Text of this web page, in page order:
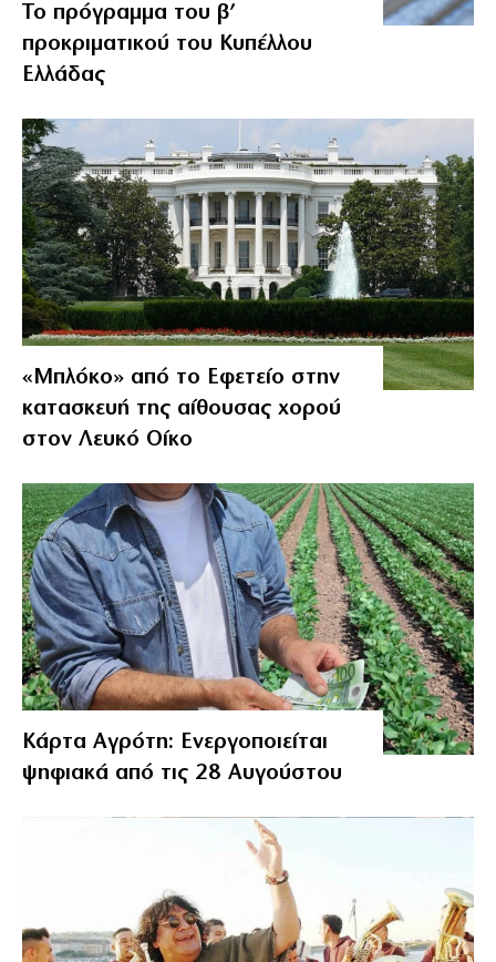
Το πρόγραμμα του β’
προκριματικού του Κυπέλλου
Ελλάδας
«Μπλόκο» από το Εφετείο στην
κατασκευή της αίθουσας χορού
στον Λευκό Οίκο
Κάρτα Αγρότη: Ενεργοποιείται
ψηφιακά από τις 28 Αυγούστου